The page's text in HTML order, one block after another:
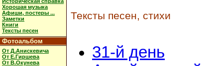
Хорошая музыка
Афиши, постеры ...
Заметки
Книги
Тексты песен
Фотоальбом
От Д.Анискевича
От Е.Гиршева
От В.Окунева
Тексты песен, стихи
31-й день